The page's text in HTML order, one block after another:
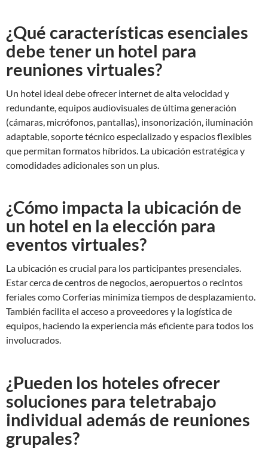
¿Qué características esenciales
debe tener un hotel para
reuniones virtuales?
Un hotel ideal debe ofrecer internet de alta velocidad y
redundante, equipos audiovisuales de última generación
(cámaras, micrófonos, pantallas), insonorización, iluminación
adaptable, soporte técnico especializado y espacios flexibles
que permitan formatos híbridos. La ubicación estratégica y
comodidades adicionales son un plus.
¿Cómo impacta la ubicación de
un hotel en la elección para
eventos virtuales?
La ubicación es crucial para los participantes presenciales.
Estar cerca de centros de negocios, aeropuertos o recintos
feriales como Corferias minimiza tiempos de desplazamiento.
También facilita el acceso a proveedores y la logística de
equipos, haciendo la experiencia más eficiente para todos los
involucrados.
¿Pueden los hoteles ofrecer
soluciones para teletrabajo
individual además de reuniones
grupales?